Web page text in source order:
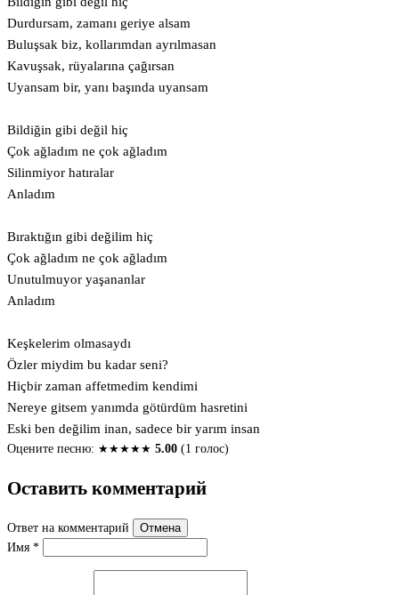
Durdursam, zamanı geriye alsam
Buluşsak biz, kollarımdan ayrılmasan
Kavuşsak, rüyalarına çağırsan
Uyansam bir, yanı başında uyansam
Bildiğin gibi değil hiç
Çok ağladım ne çok ağladım
Silinmiyor hatıralar
Anladım
Bıraktığın gibi değilim hiç
Çok ağladım ne çok ağladım
Unutulmuyor yaşananlar
Anladım
Keşkelerim olmasaydı
Özler miydim bu kadar seni?
Hiçbir zaman affetmedim kendimi
Nereye gitsem yanımda götürdüm hasretini
Eski ben değilim inan, sadece bir yarım insan
Оцените песню: ★★★★★ 5.00 (1 голос)
Оставить комментарий
Ответ на комментарий
Отмена
Имя *